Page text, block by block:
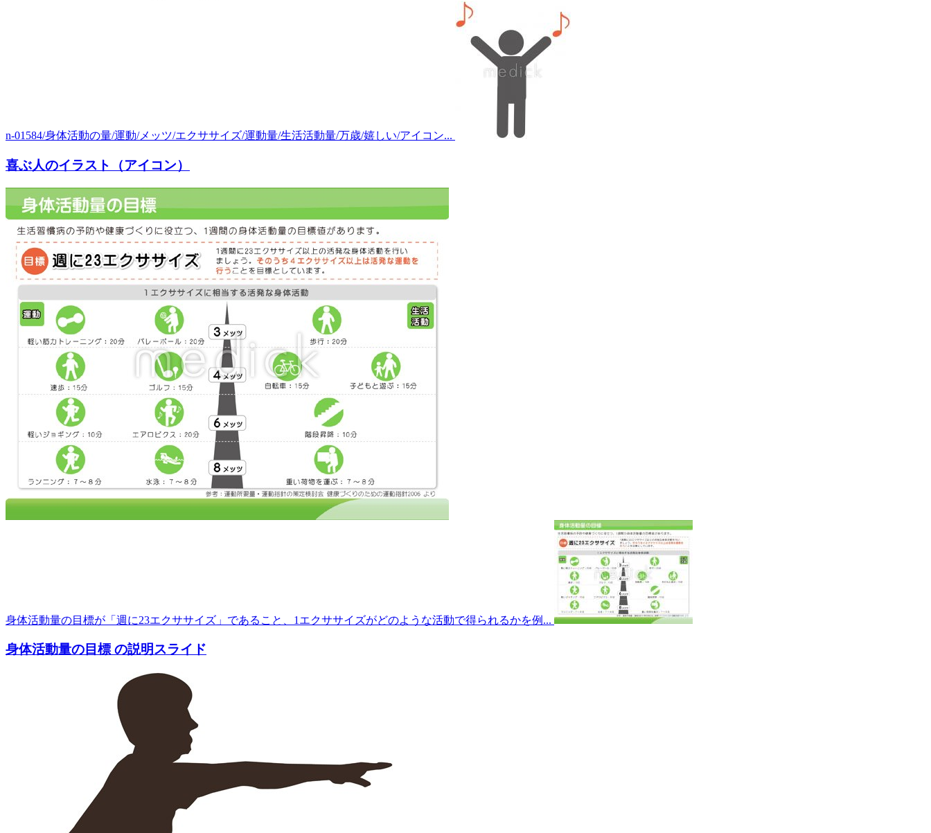
n-01584/身体活動の量/運動/メッツ/エクササイズ/運動量/生活活動量/万歳/嬉しい/アイコン...
喜ぶ人のイラスト（アイコン）
身体活動量の目標が「週に23エクササイズ」であること、1エクササイズがどのような活動で得られるかを例...
身体活動量の目標 の説明スライド